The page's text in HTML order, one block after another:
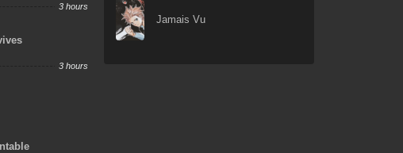
3 hours
3 hours
Jamais Vu